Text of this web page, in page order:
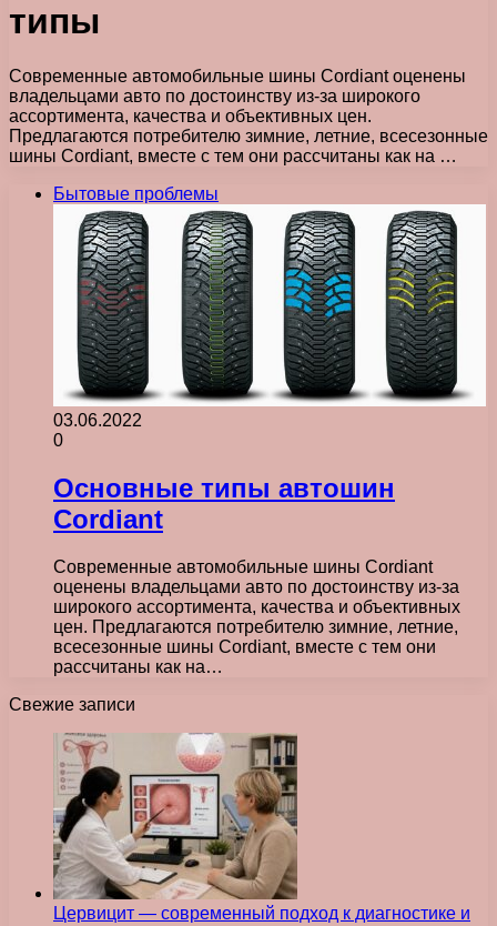
типы
Современные автомобильные шины Cordiant оценены
владельцами авто по достоинству из-за широкого
ассортимента, качества и объективных цен.
Предлагаются потребителю зимние, летние, всесезонные
шины Cordiant, вместе с тем они рассчитаны как на …
Бытовые проблемы
03.06.2022
0
Основные типы автошин
Cordiant
Современные автомобильные шины Cordiant
оценены владельцами авто по достоинству из-за
широкого ассортимента, качества и объективных
цен. Предлагаются потребителю зимние, летние,
всесезонные шины Cordiant, вместе с тем они
рассчитаны как на…
Свежие записи
Цервицит — современный подход к диагностике и